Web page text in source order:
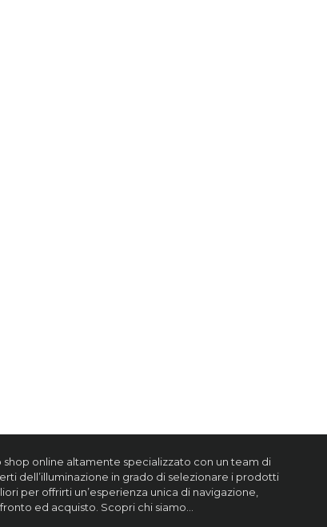
shop online altamente specializzato con un team di
dell’illuminazione in grado di selezionare i prodotti
per offrirti un’esperienza unica di navigazione,
ed acquisto. Scopri chi siamo…